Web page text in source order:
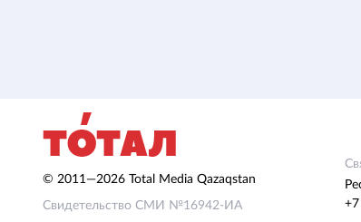
© 2011—2026 Total Media Qazaqstan
Свидетельство СМИ №16942-ИА